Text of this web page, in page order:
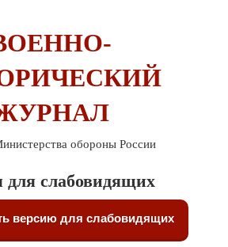
обороны России
для слабовидящих
версию для слабовидящих